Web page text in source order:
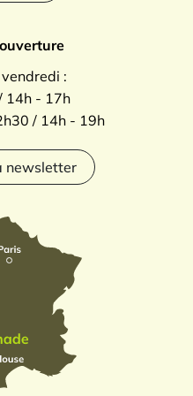
:
14h - 17h
/ 14h - 19h
newsletter